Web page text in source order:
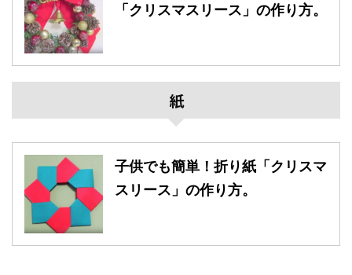
「クリスマスリース」の作り方。
紙
子供でも簡単！折り紙「クリスマ
スリース」の作り方。